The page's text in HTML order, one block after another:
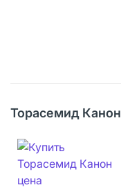
Торасемид Канон